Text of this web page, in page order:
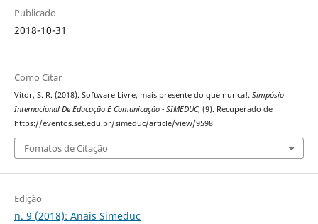
Publicado
2018-10-31
Como Citar
Vitor, S. R. (2018). Software Livre, mais presente do que nunca!. Simpósio
Internacional De Educação E Comunicação - SIMEDUC, (9). Recuperado de
https://eventos.set.edu.br/simeduc/article/view/9598
Fomatos de Citação
Edição
n. 9 (2018): Anais Simeduc